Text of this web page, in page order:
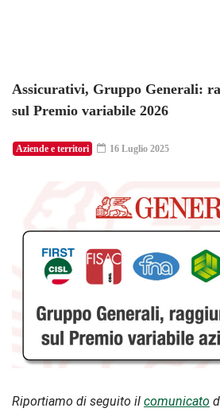
Assicurativi, Gruppo Generali:
sul Premio variabile 2026
Aziende e territori 16 Luglio 2025
Riportiamo di seguito il comunicato